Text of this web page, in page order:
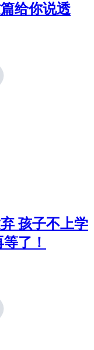
给你说透
孩子不上学
了！